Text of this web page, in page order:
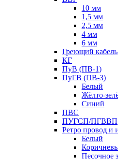
10 мм
1,5 мм
2,5 мм
4 мм
6 мм
Греющий кабель
КГ
ПуВ (ПВ-1)
ПуГВ (ПВ-3)
Белый
Жёлто-
Синий
ПВС
ПУГСП/ПГВВП
Ретро провод и
Белый
Песочное